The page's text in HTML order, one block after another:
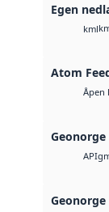
Egen
kml
Atom
Åpen
API